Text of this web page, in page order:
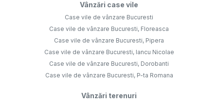
Vânzări case vile
Case vile de vânzare Bucuresti
Case vile de vânzare Bucuresti, Floreasca
Case vile de vânzare Bucuresti, Pipera
Case vile de vânzare Bucuresti, Iancu Nicolae
Case vile de vânzare Bucuresti, Dorobanti
Case vile de vânzare Bucuresti, P-ta Romana
Vânzări terenuri